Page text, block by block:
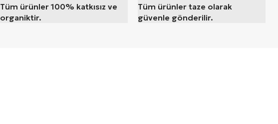
Tüm ürünler 100% katkısız ve
organiktir.
Tüm ürünler taze olarak
güvenle gönderilir.